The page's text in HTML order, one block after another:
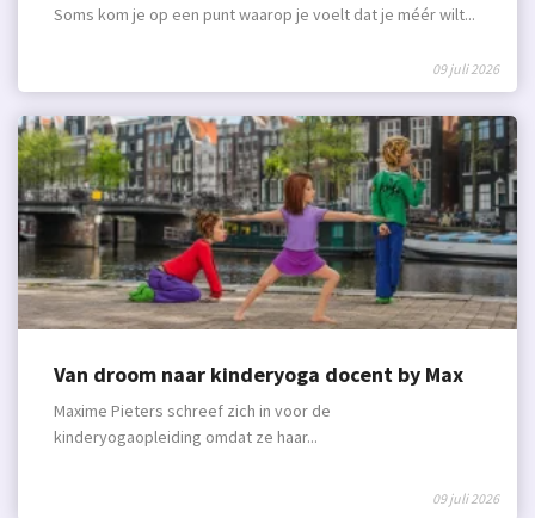
09 juli 2026
Soms kom je op een punt waarop je voelt dat je méér wilt...
Van droom naar kinderyoga docent by Max
09 juli 2026
Maxime Pieters schreef zich in voor de
kinderyogaopleiding omdat ze haar...